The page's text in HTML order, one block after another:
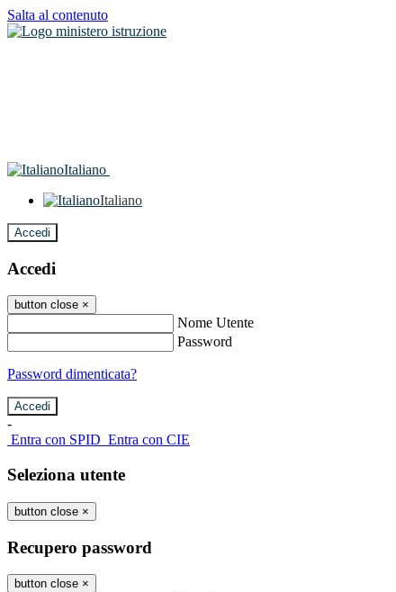
Salta al contenuto
Italiano
Italiano
Accedi
Accedi
button close ×
Nome Utente
Password
Password dimenticata?
-
Entra con SPID Entra con CIE
Seleziona utente
button close ×
Recupero password
button close ×